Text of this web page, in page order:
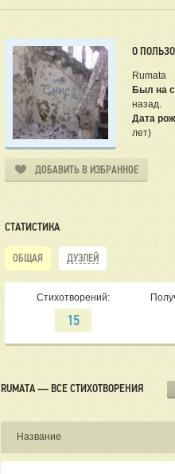
О
Rumata
Был на
назад.
Дата
лет)
ДОБАВИТЬ В ИЗБРАННОЕ
СТАТИСТИКА
ОБЩАЯ ДУЭЛЕЙ
Стихотворений:
15
RUMATA — ВСЕ СТИХОТВОРЕНИЯ
Название